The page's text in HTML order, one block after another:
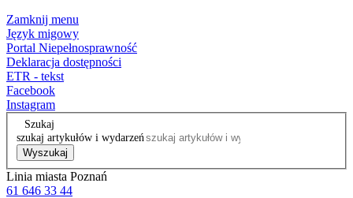
Zamknij menu
Język migowy
Portal Niepełnosprawność
Deklaracja dostępności
ETR - tekst
Facebook
Instagram
Szukaj
szukaj artykułów i wydarzeń
Wyszukaj
Linia miasta Poznań
61 646 33 44